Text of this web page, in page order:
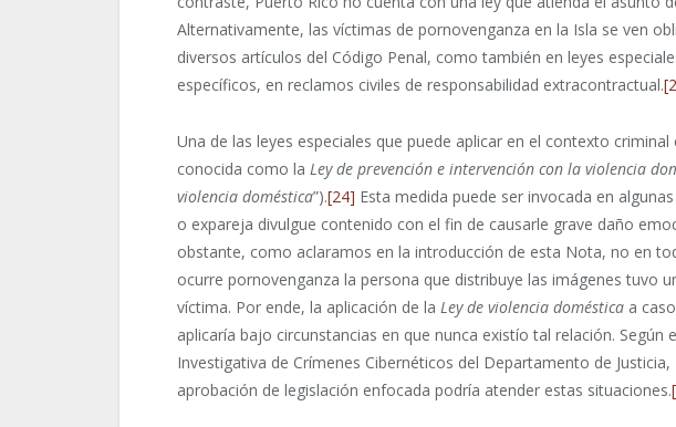
Alternativamente, las víctimas de pornovenganza en la Isla se ven
diversos artículos del Código Penal, como también en leyes
específicos, en reclamos civiles de responsabilidad extracontractual.
Una de las leyes especiales que puede aplicar en el contexto
conocida como laLey de prevención e intervención con la violencia
violencia doméstica”).[24] Esta medida puede ser invocada en
o expareja divulgue contenido con el fin de causarle grave daño
obstante, como aclaramos en la introducción de esta Nota, no en
ocurre pornovenganza la persona que distribuye las imágenes tuvo
víctima. Por ende, la aplicación de laLey de violencia doméstica a
aplicaría bajo circunstancias en que nunca existío tal relación. Según
Investigativa de Crímenes Cibernéticos del Departamento de Justicia,
aprobación de legislación enfocada podría atender estas situaciones.